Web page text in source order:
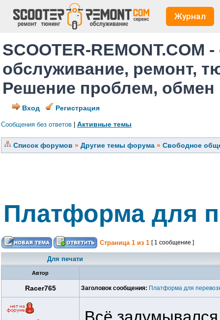
Журнал
SCOOTER-REMONT.COM
обслуживание, ремонт,
Решение проблем,
Вход Регистрация
Сообщения без ответов Активные темы
Список форумов » Другие темы форума » Свободное
Платформа для
Страница 1 из 1 [ 1 сообщение ]
Для печати
Автор
Racer765 Заголовок сообщения: Платформа для